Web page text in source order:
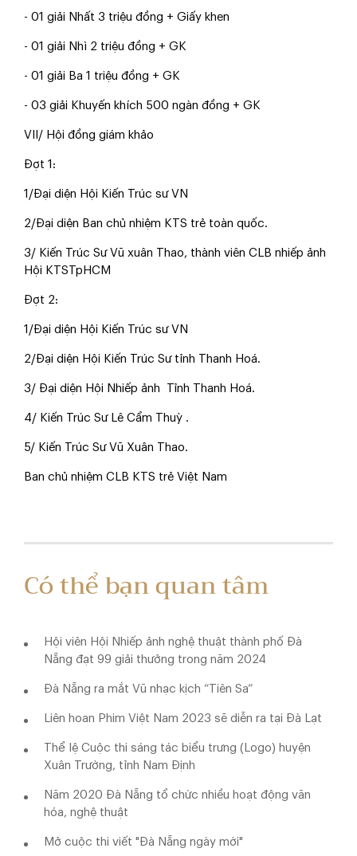
- 01 giải Nhất 3 triệu đồng + Giấy khen
- 01 giải Nhì 2 triệu đồng + GK
- 01 giải Ba 1 triệu đồng + GK
- 03 giải Khuyến khích 500 ngàn đồng + GK
VII/ Hội đồng giám khảo
Đợt 1:
1/Đại diện Hội Kiến Trúc sư VN
2/Đại diện Ban chủ nhiệm KTS trẻ toàn quốc.
3/ Kiến Trúc Sư Vũ xuân Thao, thành viên CLB nhiếp ảnh
Hội KTSTpHCM
Đợt 2:
1/Đại diện Hội Kiến Trúc sư VN
2/Đại diện Hội Kiến Trúc Sư tỉnh Thanh Hoá.
3/ Đại diện Hội Nhiếp ảnh Tỉnh Thanh Hoá.
4/ Kiến Trúc Sư Lê Cẩm Thuỳ .
5/ Kiến Trúc Sư Vũ Xuân Thao.
Ban chủ nhiệm CLB KTS trẻ Việt Nam
Có thể bạn quan tâm
Hội viên Hội Nhiếp ảnh nghệ thuật thành phố Đà
Nẵng đạt 99 giải thưởng trong năm 2024
Đà Nẵng ra mắt Vũ nhạc kịch “Tiên Sa”
Liên hoan Phim Việt Nam 2023 sẽ diễn ra tại Đà Lạt
Thể lệ Cuộc thi sáng tác biểu trưng (Logo) huyện
Xuân Trường, tỉnh Nam Định
Năm 2020 Đà Nẵng tổ chức nhiều hoạt động văn
hóa, nghệ thuật
Mở cuộc thi viết "Đà Nẵng ngày mới"